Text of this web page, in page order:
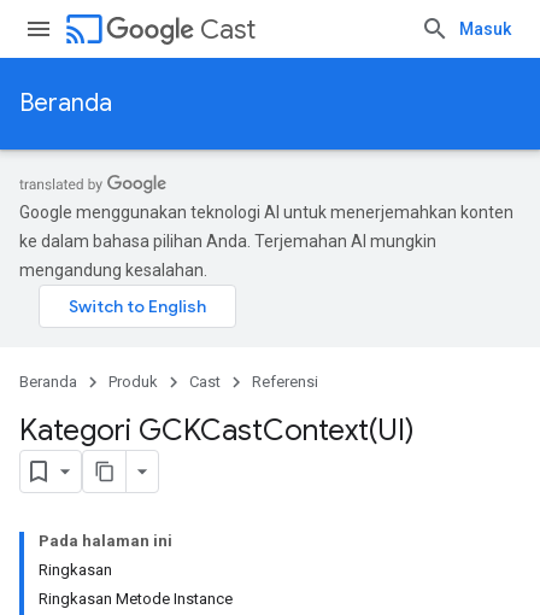
cast Cast Masuk
Beranda
Google menggunakan teknologi AI untuk menerjemahkan konten
ke dalam bahasa pilihan Anda. Terjemahan AI mungkin
mengandung kesalahan.
Beranda Produk Cast Referensi
Kategori GCKCastContext(UI)
Pada halaman ini
Ringkasan
Ringkasan Metode Instance